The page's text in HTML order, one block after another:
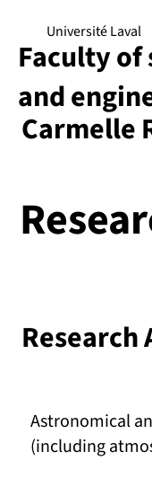
Carmelle
Université Laval
Faculty of
and
Research
Astronomical
(including